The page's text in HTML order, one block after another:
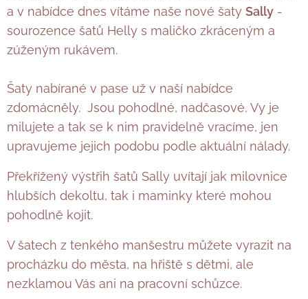
a v nabídce dnes vítáme naše nové šaty Sally -
sourozence šatů Helly s maličko zkráceným a
zúženým rukávem.
Šaty nabírané v pase už v naší nabídce
zdomácněly. Jsou pohodlné, nadčasové, Vy je
milujete a tak se k nim pravidelně vracíme, jen
upravujeme jejich podobu podle aktuální nálady.
Překřížený výstřih šatů Sally uvítají jak milovnice
hlubších dekoltu, tak i maminky které mohou
pohodlně kojit.
V šatech z tenkého manšestru můžete vyrazit na
procházku do města, na hřiště s dětmi, ale
nezklamou Vás ani na pracovní schůzce.